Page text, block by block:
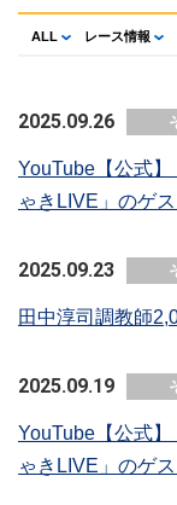
ALL レース情報
2025.09.26
YouTube【公式
ゃきLIVE」のゲ
2025.09.23
田中淳司調教師
2025.09.19
YouTube【公式
ゃきLIVE」のゲ